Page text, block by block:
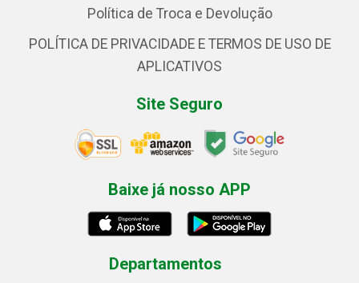
Política de Troca e Devolução
POLÍTICA DE PRIVACIDADE E TERMOS DE USO DE
APLICATIVOS
Site Seguro
Baixe já nosso APP
Departamentos